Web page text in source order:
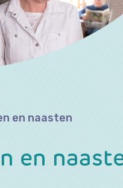
en naasten
en